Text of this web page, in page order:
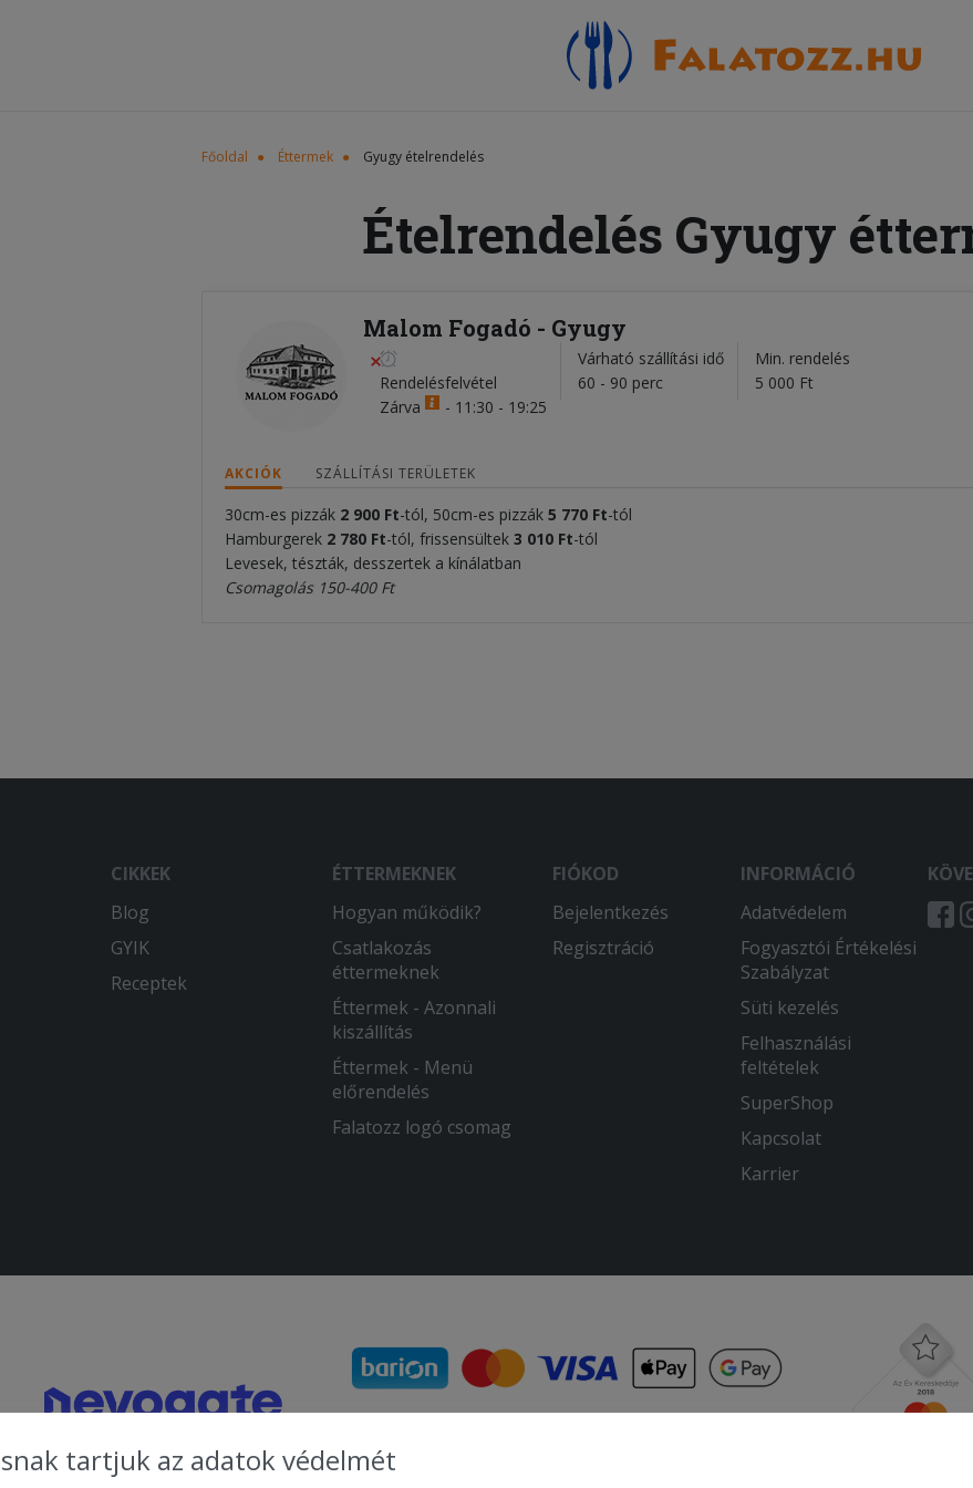
Főoldal Éttermek Gyugy ételrendelés
Ételrendelés Gyugy
Malom Fogadó - Gyugy
Rendelésfelvétel
Zárva
- 11:30 - 19:25
Várható szállítási idő
60 - 90 perc
Min. rendelés
5 000 Ft
AKCIÓK SZÁLLÍTÁSI TERÜLETEK
30cm-es pizzák 2 900 Ft-tól, 50cm-es pizzák 5 770 Ft-tól
Hamburgerek 2 780 Ft-tól, frissensültek 3 010 Ft-tól
Levesek, tészták, desszertek a kínálatban
Csomagolás 150-400 Ft
CIKKEK
Blog
GYIK
Receptek
ÉTTERMEKNEK
Hogyan működik?
Csatlakozás
éttermeknek
Éttermek - Azonnali
kiszállítás
Éttermek - Menü
előrendelés
Falatozz logó csomag
FIÓKOD
Bejelentkezés
Regisztráció
INFORMÁCIÓ
Adatvédelem
Fogyasztói Értékelési
Szabályzat
Süti kezelés
Felhasználási
feltételek
SuperShop
Kapcsolat
Karrier
tartjuk az adatok védelmét